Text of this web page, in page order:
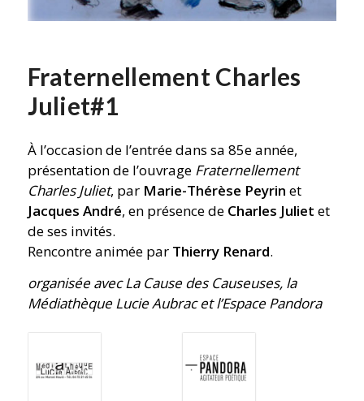
Fraternellement Charles
Juliet#1
À l’occasion de l’entrée dans sa 85e année,
présentation de l’ouvrage Fraternellement
Charles Juliet, par Marie-Thérèse Peyrin et
Jacques André, en présence deCharles Juliet et
de ses invités.
Rencontre animée par Thierry Renard.
organisée avec La Cause des Causeuses, la
Médiathèque Lucie Aubrac et l’Espace Pandora